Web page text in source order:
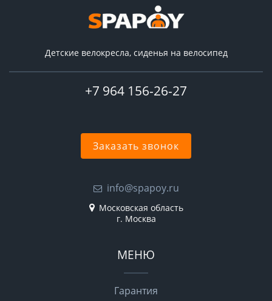
Детские велокресла, сиденья на велосипед
+7 964 156-26-27
Заказать звонок
info@spapoy.ru
Московская область
г. Москва
МЕНЮ
Гарантия